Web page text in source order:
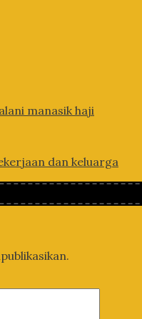
manasik haji
dan keluarga